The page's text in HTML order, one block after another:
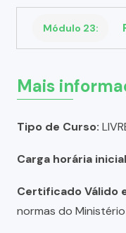
Módulo 23:
Mais
Tipo de Curso:
Carga horária
Certificado Válido
normas do